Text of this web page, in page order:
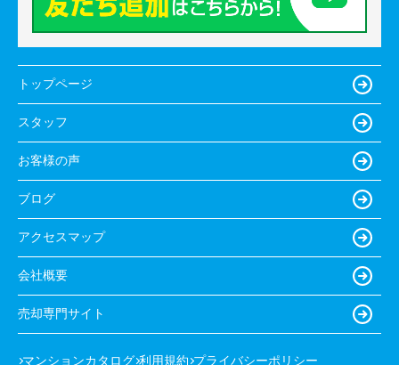
トップページ
スタッフ
お客様の声
ブログ
アクセスマップ
会社概要
売却専門サイト
マンションカタログ 利用規約 プライバシーポリシー